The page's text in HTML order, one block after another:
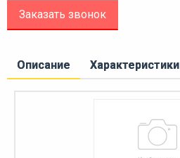
Заказать звонок
Описание Характеристики